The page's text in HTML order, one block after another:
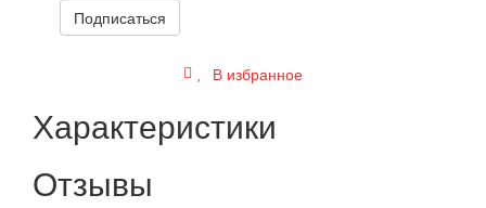
Подписаться
В избранное
Характеристики
Отзывы